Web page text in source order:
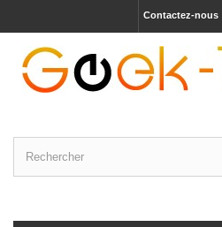
Contactez-nous